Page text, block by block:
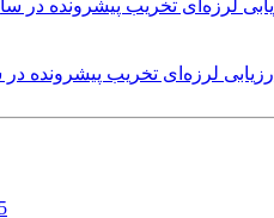
ارزیابی لرزه‌ای تخریب پیشرونده